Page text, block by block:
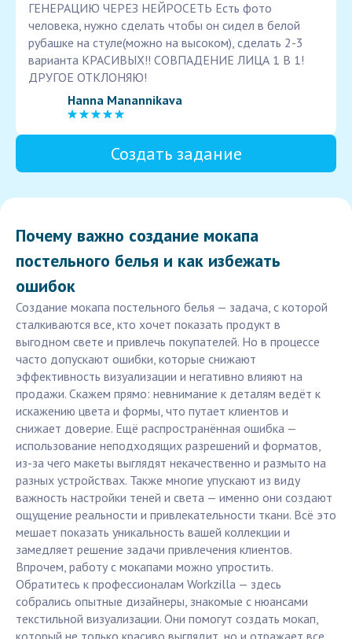
ГЕНЕРАЦИЮ ЧЕРЕЗ НЕЙРОСЕТЬ Есть фото
человека, нужно сделать чтобы он сидел в белой
рубашке на стуле(можно на высоком), сделать 2-3
варианта КРАСИВЫХ!! СОВПАДЕНИЕ ЛИЦА 1 В 1!
ДРУГОЕ ОТКЛОНЯЮ!
Hanna Manannikava
Создать задание
Почему важно создание мокапа
постельного белья и как избежать
ошибок
Создание мокапа постельного белья — задача, с которой
сталкиваются все, кто хочет показать продукт в
выгодном свете и привлечь покупателей. Но в процессе
часто допускают ошибки, которые снижают
эффективность визуализации и негативно влияют на
продажи. Скажем прямо: невнимание к деталям ведёт к
искажению цвета и формы, что путает клиентов и
снижает доверие. Ещё распространённая ошибка —
использование неподходящих разрешений и форматов,
из-за чего макеты выглядят некачественно и размыто на
разных устройствах. Также многие упускают из виду
важность настройки теней и света — именно они создают
ощущение реальности и привлекательности ткани. Всё это
мешает показать уникальность вашей коллекции и
замедляет решение задачи привлечения клиентов.
Впрочем, работу с мокапами можно упростить.
Обратитесь к профессионалам Workzilla — здесь
собрались опытные дизайнеры, знакомые с нюансами
текстильной визуализации. Они помогут создать мокап,